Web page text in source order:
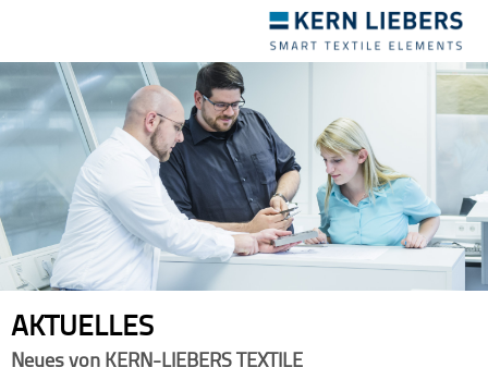
navigation
AKTUELLES
Neues von KERN-LIEBERS TEXTILE